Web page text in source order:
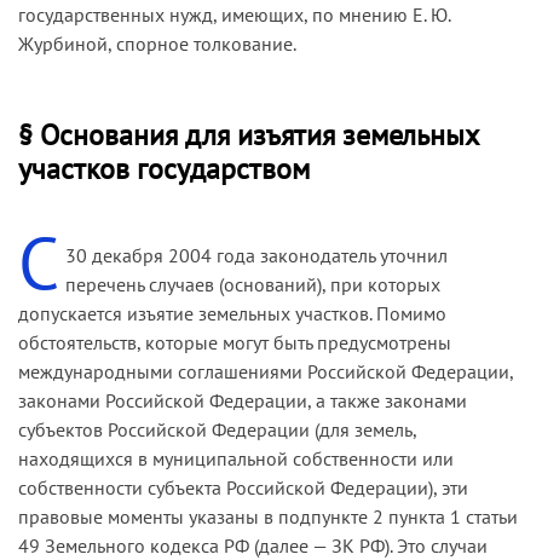
государственных нужд, имеющих, по мнению Е. Ю.
Журбиной, спорное толкование.
§ Основания для изъятия земельных
участков государством
С 30 декабря 2004 года законодатель уточнил
перечень случаев (оснований), при которых
допускается изъятие земельных участков. Помимо
обстоятельств, которые могут быть предусмотрены
международными соглашениями Российской Федерации,
законами Российской Федерации, а также законами
субъектов Российской Федерации (для земель,
находящихся в муниципальной собственности или
собственности субъекта Российской Федерации), эти
правовые моменты указаны в подпункте 2 пункта 1 статьи
49 Земельного кодекса РФ (далее — ЗК РФ). Это случаи